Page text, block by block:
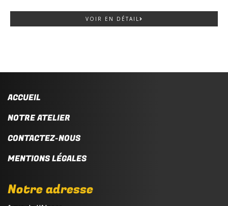
VOIR EN DÉTAIL
ACCUEIL
NOTRE ATELIER
CONTACTEZ-NOUS
MENTIONS LÉGALES
Notre adresse